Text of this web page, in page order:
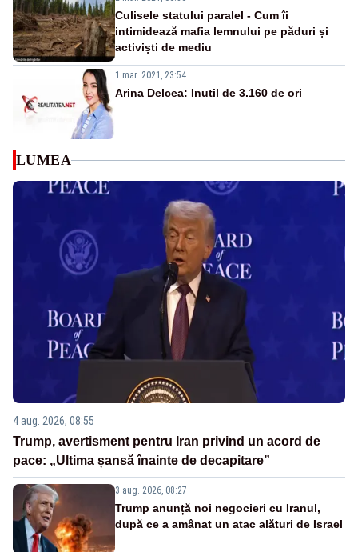
Culisele statului paralel - Cum îi
intimidează mafia lemnului pe păduri și
activiști de mediu
1 mar. 2021, 23:54
Arina Delcea: Inutil de 3.160 de ori
LUMEA
4 aug. 2026, 08:55
Trump, avertisment pentru Iran privind un acord de
pace: „Ultima șansă înainte de decapitare”
3 aug. 2026, 08:27
Trump anunță noi negocieri cu Iranul,
după ce a amânat un atac alături de Israel